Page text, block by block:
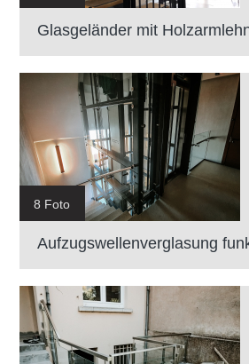
Glasgeländer mit
8 Foto
Aufzugswellenverglasung